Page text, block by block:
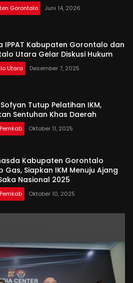
Gorontalo Juni 14, 2026
IPPAT Kabupaten Gorontalo dan
Utara Gelar Diskusi Hukum
Utara Desember 7, 2025
Tutup Pelatihan IKM,
Sentuhan Khas Daerah
Oktober 11, 2025
Kabupaten Gorontalo
Gas, Siapkan IKM Menuju Ajang
Nasional 2025
Oktober 10, 2025